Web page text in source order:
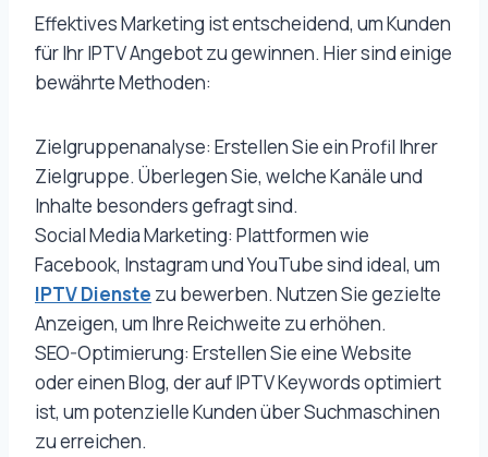
Effektives Marketing ist entscheidend, um Kunden
für Ihr IPTV Angebot zu gewinnen. Hier sind einige
bewährte Methoden:
Zielgruppenanalyse: Erstellen Sie ein Profil Ihrer
Zielgruppe. Überlegen Sie, welche Kanäle und
Inhalte besonders gefragt sind.
Social Media Marketing: Plattformen wie
Facebook, Instagram und YouTube sind ideal, um
IPTV Dienste zu bewerben. Nutzen Sie gezielte
Anzeigen, um Ihre Reichweite zu erhöhen.
SEO-Optimierung: Erstellen Sie eine Website
oder einen Blog, der auf IPTV Keywords optimiert
ist, um potenzielle Kunden über Suchmaschinen
zu erreichen.